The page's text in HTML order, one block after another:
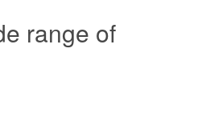
range of